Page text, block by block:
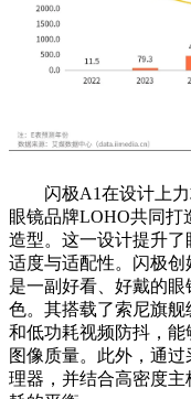
闪极A1在设计上力
眼镜品牌LOHO共同打
造型。这一设计提升
适度与适配性。闪极
是一副好看、好戴的
色。其搭载了索尼旗
和低功耗视频防抖，
图像质量。此外，通
理器，并结合高密度